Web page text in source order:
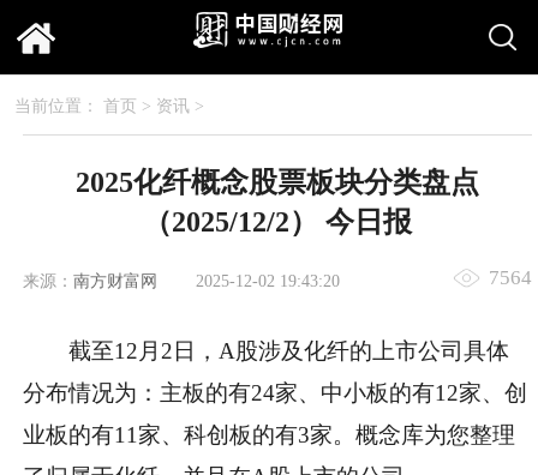
当前位置： 首页 > 资讯>
2025化纤概念股票板块分类盘点
（2025/12/2） 今日报
来源： 南方财富网 2025-12-02 19:43:20 7564
截至12月2日，A股涉及化纤的上市公司具体
分布情况为：主板的有24家、中小板的有12家、创
业板的有11家、科创板的有3家。概念库为您整理